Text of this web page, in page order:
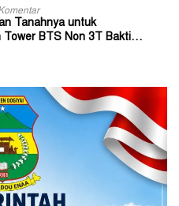
Tanahnya untuk
Tower BTS Non 3T Bakti